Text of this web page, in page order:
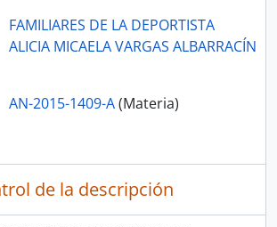
FAMILIARES DE LA DEPORTISTA
ALICIA MICAELA VARGAS ALBARRACÍN
AN-2015-1409-A(Materia)
de la descripción